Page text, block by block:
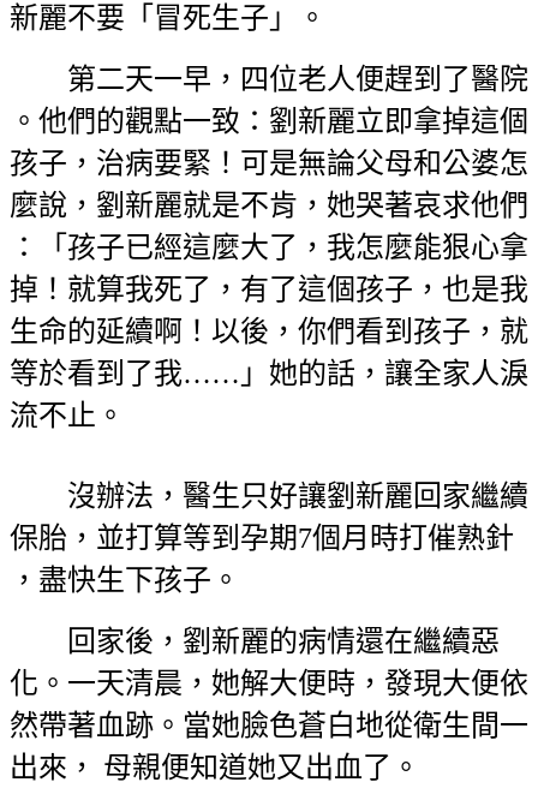
新麗不要「冒死生子」。
第二天一早，四位老人便趕到了醫院
。他們的觀點一致：劉新麗立即拿掉這個
孩子，治病要緊！可是無論父母和公婆怎
麼說，劉新麗就是不肯，她哭著哀求他們
：「孩子已經這麼大了，我怎麼能狠心拿
掉！就算我死了，有了這個孩子，也是我
生命的延續啊！以後，你們看到孩子，就
等於看到了我……」她的話，讓全家人淚
流不止。
沒辦法，醫生只好讓劉新麗回家繼續
保胎，並打算等到孕期7個月時打催熟針
，盡快生下孩子。
回家後，劉新麗的病情還在繼續惡
化。一天清晨，她解大便時，發現大便依
然帶著血跡。當她臉色蒼白地從衛生間一
出來， 母親便知道她又出血了。